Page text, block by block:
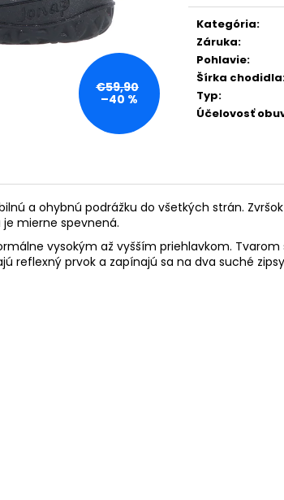
Jednotková
cena:
Kategória:
Záruka:
Pohlavie:
Šírka chodidla
Typ:
Účelovosť
€59,90
–40 %
a ohybnú podrážku do všetkých strán.
mierne spevnená.
vysokým až vyšším priehlavkom.
reflexný prvok a zapínajú sa na dva suché